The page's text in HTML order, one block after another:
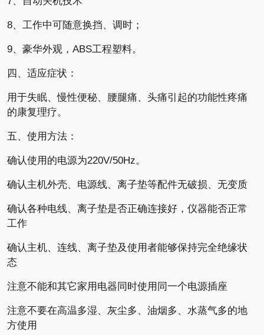
8、工作中可随意换挡、调时；
9、豪华外观，ABS工程塑料。
四、适应症状：
用于失眠、慢性便秘、腰腿痛、头痛引起的功能性疼痛
的康复理疗。
五、使用方法：
确认使用的电源为220V/50Hz。
确认主机外壳、电源线、离子垫等配件无破损、无变质
确认各种电线、离子垫是否正确连接好，仪器能否正常
工作
确认主机、连线、离子垫及使用者能够保持完全绝缘状
态
注意不能和其它家用电器同时使用同一个电源插座
注意不要在高温多湿、灰尘多、油烟多、水蒸气多的地
方使用